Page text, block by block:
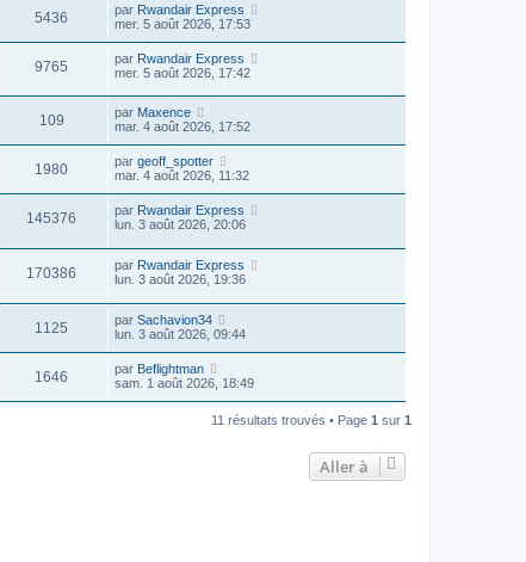
5436 par Rwandair Express
mer. 5 août 2026, 17:53
9765 par Rwandair Express
mer. 5 août 2026, 17:42
109 par Maxence
mar. 4 août 2026, 17:52
1980 par geoff_spotter
mar. 4 août 2026, 11:32
145376 par Rwandair Express
lun. 3 août 2026, 20:06
170386 par Rwandair Express
lun. 3 août 2026, 19:36
1125 par Sachavion34
lun. 3 août 2026, 09:44
1646 par Beflightman
sam. 1 août 2026, 18:49
11 résultats trouvés • Page 1 sur 1
Aller à